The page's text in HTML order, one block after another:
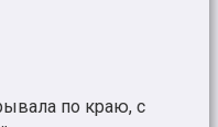
по краю, с